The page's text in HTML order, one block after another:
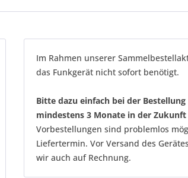
Im Rahmen unserer
das Funkgerät nicht sofort benötigt.
Bitte dazu einfach bei der
mindestens 3 Monate in der Zukunft
Vorbestellungen sind problemlos
Liefertermin. Vor Versand des
wir auch auf Rechnung.